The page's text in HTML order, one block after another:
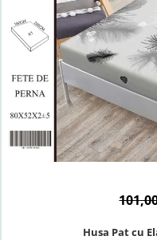
Lenjerii de pat Bumbac
Lenjerii de pat Cocolino
Lenjerii de pat Finet + 2
Lenjerii de pat Saten 4
elastic
Husa Pat cu